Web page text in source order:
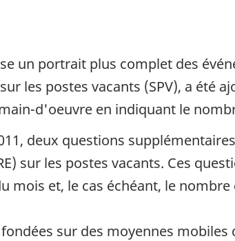
un portrait plus complet des
les postes vacants (SPV), a été
d'oeuvre en indiquant le
deux questions
sur les postes vacants. Ces
mois et, le cas échéant, le nombre
sur des moyennes